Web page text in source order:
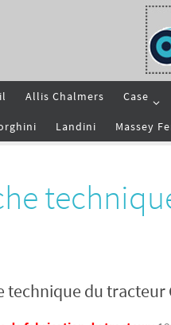
Allis Chalmers Case
Landini Massey
technique du tracteur